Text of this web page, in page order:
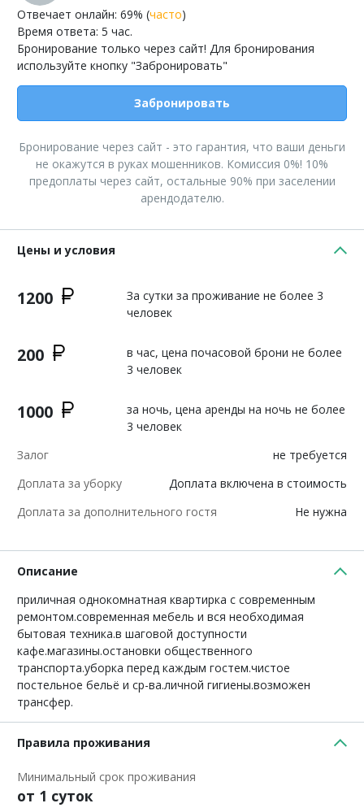
Отвечает онлайн: 69% (часто)
Время ответа: 5 час.
Бронирование только через сайт! Для бронирования
используйте кнопку "Забронировать"
Забронировать
Бронирование через сайт - это гарантия, что ваши деньги
не окажутся в руках мошенников. Комиссия 0%! 10%
предоплаты через сайт, остальные 90% при заселении
арендодателю.
Цены и условия
1200
За сутки за проживание не более 3
человек
200
в час, цена почасовой брони не более
3 человек
1000
за ночь, цена аренды на ночь не более
3 человек
Залог
не требуется
Доплата за уборку
Доплата включена в стоимость
Доплата за дополнительного гостя
Не нужна
Описание
приличная однокомнатная квартирка с современным
ремонтом.современная мебель и вся необходимая
бытовая техника.в шаговой доступности
кафе.магазины.остановки общественного
транспорта.уборка перед каждым гостем.чистое
постельное бельё и ср-ва.личной гигиены.возможен
трансфер.
Правила проживания
Минимальный срок проживания
от 1 суток